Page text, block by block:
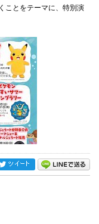
ことをテーマに、特別演